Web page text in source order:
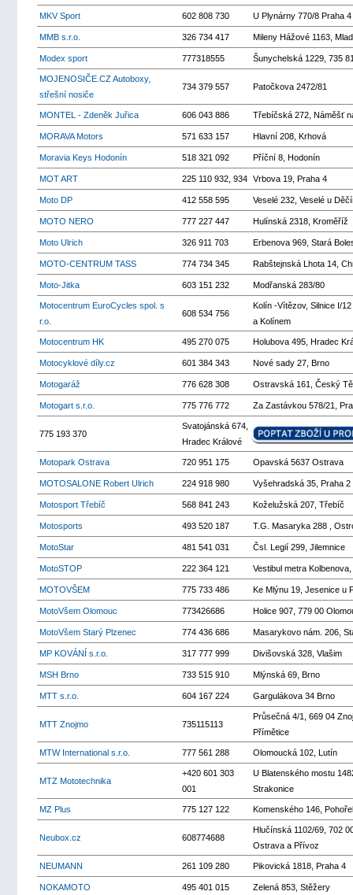
MKV Sport 602 808 730 U Plynárny 770/8 Praha
MMB s.r.o. 326 734 417 Mileny Hážové 1163,
Modex sport 777318555 Šunychelská 1229, 735
MOJENOSIČE.CZ Autoboxy,
střešní nosiče
734 379 557 Patočkova 2472/81
MONTEL - Zdeněk Juřica 606 043 886 Třebíčská 272, Náměšť
MORAVA Motors 571 633 157 Hlavní 208, Krhová
Moravia Keys Hodonín 518 321 092 Příční 8, Hodonín
MOT ART 225 110 932, 934 Vrbova 19, Praha 4
Moto DP 412 558 595 Veselé 232, Veselé u
MOTO NERO 777 227 447 Hulínská 2318, Kroměříž
Moto Ulrich 326 911 703 Erbenova 969, Stará
MOTO-CENTRUM TASS 774 734 345 Rabštejnská Lhota 14,
Moto-Jitka 603 151 232 Modřanská 283/80
Motocentrum EuroCycles spol. s
r.o.
608 534 756
Kolín -Vítězov, Silnice I/
a Kolínem
Motocentrum HK 495 270 075 Holubova 495, Hradec
Motocyklové díly.cz 601 384 343 Nové sady 27, Brno
Motogaráž 776 628 308 Ostravská 161, Český
Motogart s.r.o. 775 776 772 Za Zastávkou 578/21,
775 193 370
Svatojánská 674,
Hradec Králové
Motopark Ostrava 720 951 175 Opavská 5637 Ostrava
MOTOSALONE Robert Ulrich 224 918 980 Vyšehradská 35, Praha 2
Motosport Třebíč 568 841 243 Koželužská 207, Třebíč
Motosports 493 520 187 T.G. Masaryka 288 ,
MotoStar 481 541 031 Čsl. Legií 299, Jilemnice
MotoSTOP 222 364 121 Vestibul metra
MOTOVŠEM 775 733 486 Ke Mlýnu 19, Jesenice u
MotoVšem Olomouc 773426686 Holice 907, 779 00
MotoVšem Starý Plzenec 774 436 686 Masarykovo nám. 206,
MP KOVÁNÍ s.r.o. 317 777 999 Divišovská 328, Vlašim
MSH Brno 733 515 910 Mlýnská 69, Brno
MTT s.r.o. 604 167 224 Gargulákova 34 Brno
MTT Znojmo 735115113
Průsečná 4/1, 669 04
Přímětice
MTW International s.r.o. 777 561 288 Olomoucká 102, Lutín
MTZ Mototechnika
+420 601 303
001
U Blatenského mostu
Strakonice
MZ Plus 775 127 122 Komenského 146,
Neubox.cz 608774688
Hlučínská 1102/69, 702
Ostrava a Přívoz
NEUMANN 261 109 280 Pikovická 1818, Praha 4
NOKAMOTO 495 401 015 Zelená 853, Stěžery